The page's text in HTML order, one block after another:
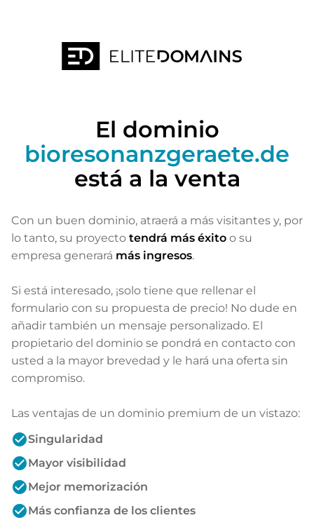
El dominio
bioresonanzgeraete.de
está a la venta
Con un buen dominio, atraerá a más visitantes y, por
lo tanto, su proyecto tendrá más éxito o su
empresa generará más ingresos.
Si está interesado, ¡solo tiene que rellenar el
formulario con su propuesta de precio! No dude en
añadir también un mensaje personalizado. El
propietario del dominio se pondrá en contacto con
usted a la mayor brevedad y le hará una oferta sin
compromiso.
Las ventajas de un dominio premium de un vistazo:
check_circleSingularidad
check_circleMayor visibilidad
check_circleMejor memorización
check_circleMás confianza de los clientes